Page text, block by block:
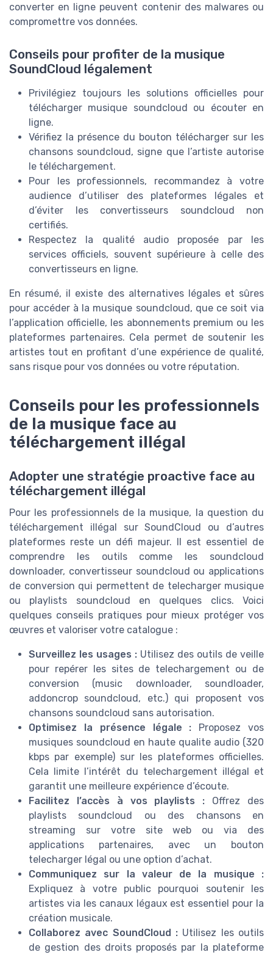
converter en ligne peuvent contenir des malwares ou
compromettre vos données.
Conseils pour profiter de la musique
SoundCloud légalement
Privilégiez toujours les solutions officielles pour
télécharger musique soundcloud ou écouter en
ligne.
Vérifiez la présence du bouton télécharger sur les
chansons soundcloud, signe que l’artiste autorise
le téléchargement.
Pour les professionnels, recommandez à votre
audience d’utiliser des plateformes légales et
d’éviter les convertisseurs soundcloud non
certifiés.
Respectez la qualité audio proposée par les
services officiels, souvent supérieure à celle des
convertisseurs en ligne.
En résumé, il existe des alternatives légales et sûres
pour accéder à la musique soundcloud, que ce soit via
l’application officielle, les abonnements premium ou les
plateformes partenaires. Cela permet de soutenir les
artistes tout en profitant d’une expérience de qualité,
sans risque pour vos données ou votre réputation.
Conseils pour les professionnels
de la musique face au
téléchargement illégal
Adopter une stratégie proactive face au
téléchargement illégal
Pour les professionnels de la musique, la question du
téléchargement illégal sur SoundCloud ou d’autres
plateformes reste un défi majeur. Il est essentiel de
comprendre les outils comme les soundcloud
downloader, convertisseur soundcloud ou applications
de conversion qui permettent de telecharger musique
ou playlists soundcloud en quelques clics. Voici
quelques conseils pratiques pour mieux protéger vos
œuvres et valoriser votre catalogue :
Surveillez les usages : Utilisez des outils de veille
pour repérer les sites de telechargement ou de
conversion (music downloader, soundloader,
addoncrop soundcloud, etc.) qui proposent vos
chansons soundcloud sans autorisation.
Optimisez la présence légale : Proposez vos
musiques soundcloud en haute qualite audio (320
kbps par exemple) sur les plateformes officielles.
Cela limite l’intérêt du telechargement illégal et
garantit une meilleure expérience d’écoute.
Facilitez l’accès à vos playlists : Offrez des
playlists soundcloud ou des chansons en
streaming sur votre site web ou via des
applications partenaires, avec un bouton
telecharger légal ou une option d’achat.
Communiquez sur la valeur de la musique :
Expliquez à votre public pourquoi soutenir les
artistes via les canaux légaux est essentiel pour la
création musicale.
Collaborez avec SoundCloud : Utilisez les outils
de gestion des droits proposés par la plateforme